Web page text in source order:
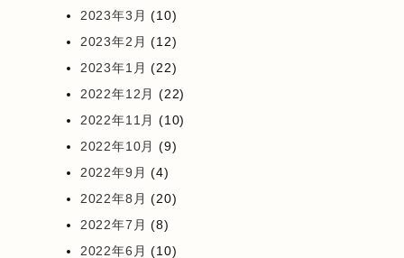
2023年3月 (10)
2023年2月 (12)
2023年1月 (22)
2022年12月 (22)
2022年11月 (10)
2022年10月 (9)
2022年9月 (4)
2022年8月 (20)
2022年7月 (8)
2022年6月 (10)